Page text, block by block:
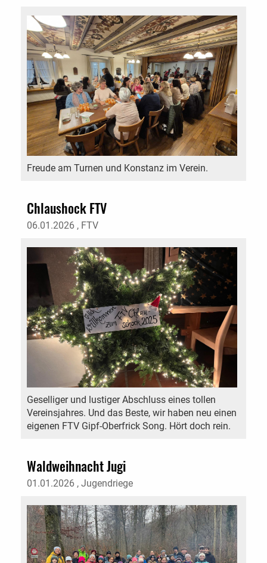
Freude am Turnen und Konstanz im Verein.
Chlaushock FTV
06.01.2026 , FTV
Geselliger und lustiger Abschluss eines tollen
Vereinsjahres. Und das Beste, wir haben neu einen
eigenen FTV Gipf-Oberfrick Song. Hört doch rein.
Waldweihnacht Jugi
01.01.2026 , Jugendriege